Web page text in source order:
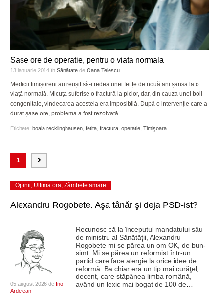
Sase ore de operatie, pentru o viata normala
13 ianuarie 2014 în Sănătate de Oana Telescu
Medicii timișoreni au reușit să-i redea unei fetițe de nouă ani șansa la o
viață normală. Micuța suferise o fractură la picior, dar, din cauza unei boli
congenitale, vindecarea acesteia era imposibilă. După o intervenție care a
durat șase ore, problema a fost rezolvată.
Etichete: boala recklinghausen fetita fractura operatie Timişoara
1
Opinii Ultima ora Zâmbete amare
Alexandru Rogobete. Aşa tânăr şi deja PSD-ist?
05 august 2026 de Ino
Ardelean
Recunosc că la începutul mandatului său
de ministru al Sănătăţii, Alexandru
Rogobete mi se părea un om OK, de bun-
simţ. Mi se părea un reformist într-un
partid care face alergie la orice idee de
reformă. Ba chiar era un tip mai curăţel,
decent, care stăpânea limba română,
având un lexic mai bogat de 100 de…